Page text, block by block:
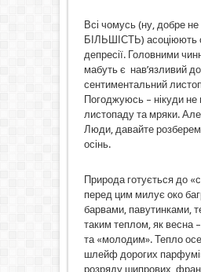
Всі чомусь (ну, добре не
БІЛЬШІСТЬ) асоціюють
депресії. Головними
мабуть є нав’язливий
сентиментальний
Погоджуюсь – нікуди не
листопаду та мряки.
Люди, давайте
осінь.
Природа готується до
перед цим милує око
барвами, павутинками,
таким теплом, як весна
та «молодим». Тепло
шлейф дорогих
розряду шипрових